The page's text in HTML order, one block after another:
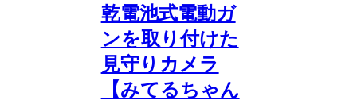
乾電池式電動ガ
ンを取り付けた
見守りカメラ
【みてるちゃん